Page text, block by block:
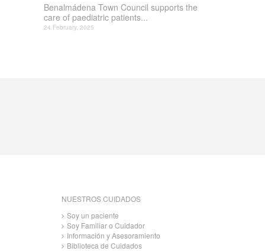
Benalmádena Town Council supports the
care of paediatric patients...
24 February, 2025
NUESTROS CUIDADOS
Soy un paciente
Soy Familiar o Cuidador
Información y Asesoramiento
Biblioteca de Cuidados